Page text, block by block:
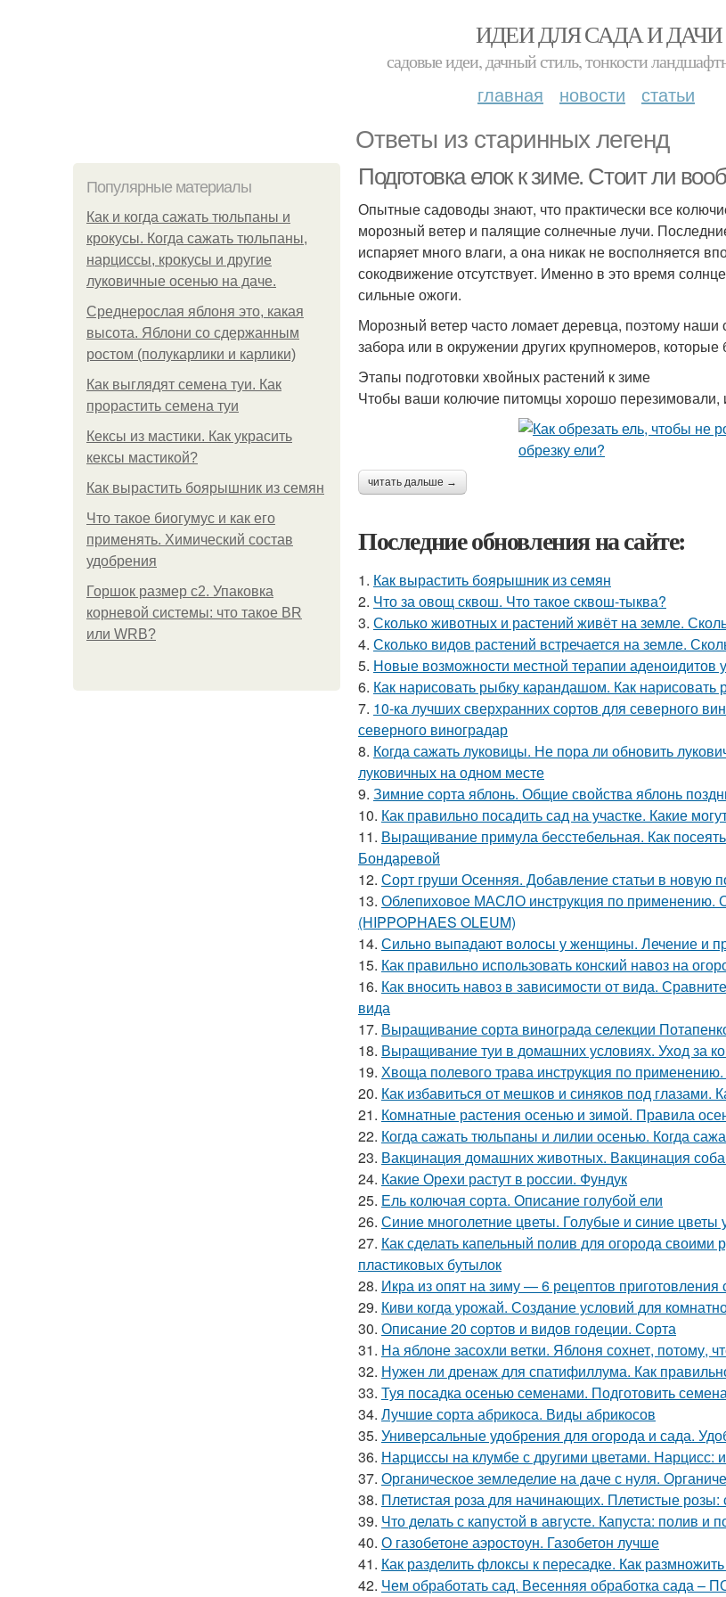
ИДЕИ ДЛЯ САДА И ДАЧИ
садовые идеи, дачный стиль, тонкости
главная новости статьи
Ответы из старинных легенд
Популярные материалы
Как и когда сажать тюльпаны и
крокусы. Когда сажать тюльпаны,
нарциссы, крокусы и другие
луковичные осенью на даче.
Среднерослая яблоня это, какая
высота. Яблони со сдержанным
ростом (полукарлики и карлики)
Как выглядят семена туи. Как
прорастить семена туи
Кексы из мастики. Как украсить
кексы мастикой?
Как вырастить боярышник из семян
Что такое биогумус и как его
применять. Химический состав
удобрения
Горшок размер с2. Упаковка
корневой системы: что такое BR
или WRB?
Подготовка елок к зиме. Стоит ли
Опытные садоводы знают, что практически все
морозный ветер и палящие солнечные лучи.
испаряет много влаги, а она никак не восполняется
сокодвижение отсутствует. Именно в это время
сильные ожоги.
Морозный ветер часто ломает деревца, поэтому
забора или в окружении других крупномеров,
Этапы подготовки хвойных растений к зиме
Чтобы ваши колючие питомцы хорошо перезимовали,
читать дальше →
Последние обновления на сайте:
1. Как вырастить боярышник из семян
2. Что за овощ сквош. Что такое сквош-тыква?
3. Сколько животных и растений живёт на земле.
4. Сколько видов растений встречается на земле.
5. Новые возможности местной терапии аденоидитов
6. Как нарисовать рыбку карандашом. Как
7. 10-ка лучших сверхранних сортов для северного
северного виноградар
8. Когда сажать луковицы. Не пора ли обновить
луковичных на одном месте
9. Зимние сорта яблонь. Общие свойства яблонь
10. Как правильно посадить сад на участке. Какие
11. Выращивание примула бесстебельная. Как
Бондаревой
12. Сорт груши Осенняя. Добавление статьи в новую
13. Облепиховое МАСЛО инструкция по
(HIPPOPHAES OLEUM)
14. Сильно выпадают волосы у женщины. Лечение и
15. Как правильно использовать конский навоз на
16. Как вносить навоз в зависимости от вида.
вида
17. Выращивание сорта винограда селекции
18. Выращивание туи в домашних условиях. Уход за
19. Хвоща полевого трава инструкция по
20. Как избавиться от мешков и синяков под глазами.
21. Комнатные растения осенью и зимой. Правила
22. Когда сажать тюльпаны и лилии осенью. Когда
23. Вакцинация домашних животных. Вакцинация
24. Какие Орехи растут в россии. Фундук
25. Ель колючая сорта. Описание голубой ели
26. Синие многолетние цветы. Голубые и синие цветы
27. Как сделать капельный полив для огорода своими
пластиковых бутылок
28. Икра из опят на зиму — 6 рецептов приготовления
29. Киви когда урожай. Создание условий для
30. Описание 20 сортов и видов годеции. Сорта
31. На яблоне засохли ветки. Яблоня сохнет, потому,
32. Нужен ли дренаж для спатифиллума. Как
33. Туя посадка осенью семенами. Подготовить
34. Лучшие сорта абрикоса. Виды абрикосов
35. Универсальные удобрения для огорода и сада.
36. Нарциссы на клумбе с другими цветами. Нарцисс:
37. Органическое земледелие на даче с нуля.
38. Плетистая роза для начинающих. Плетистые розы:
39. Что делать с капустой в августе. Капуста: полив и
40. О газобетоне аэростоун. Газобетон лучше
41. Как разделить флоксы к пересадке. Как
42. Чем обработать сад. Весенняя обработка сада